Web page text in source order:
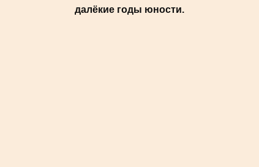
выбрали в далёкие годы юности.